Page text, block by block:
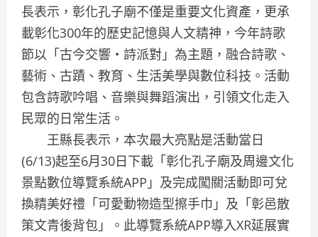
長表示，彰化孔子廟不僅是重要文化資產，更承
載彰化300年的歷史記憶與人文精神，今年詩歌
節以「古今交響・詩派對」為主題，融合詩歌、
藝術、古蹟、教育、生活美學與數位科技。活動
包含詩歌吟唱、音樂與舞蹈演出，引領文化走入
民眾的日常生活。
王縣長表示，本次最大亮點是活動當日
(6/13)起至6月30日下載「彰化孔子廟及周邊文化
景點數位導覽系統APP」及完成闖關活動即可兌
換精美好禮「可愛動物造型擦手巾」及「彰邑散
策文青後背包」。此導覽系統APP導入XR延展實